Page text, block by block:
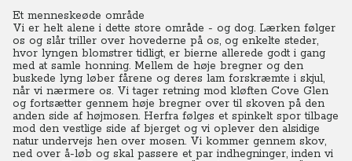
Et menneskeøde område
Vi er helt alene i dette store område - og dog. Lærken følger
os og slår triller over hovederne på os, og enkelte steder,
hvor lyngen blomstrer tidligt, er bierne allerede godt i gang
med at samle honning. Mellem de høje bregner og den
buskede lyng løber fårene og deres lam forskræmte i skjul,
når vi nærmere os. Vi tager retning mod kløften Cove Glen
og fortsætter gennem høje bregner over til skoven på den
anden side af højmosen. Herfra følges et spinkelt spor tilbage
mod den vestlige side af bjerget og vi oplever den alsidige
natur undervejs hen over mosen. Vi kommer gennem skov,
ned over å-løb og skal passere et par indhegninger, inden vi